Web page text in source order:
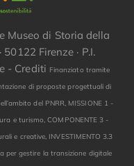
Museo di Storia della
Firenze · P.I.
- Crediti Finanziato tramite
di proposte progettuali di
del PNRR, MISSIONE 1 -
e turismo, COMPONENTE 3 -
e creative, INVESTIMENTO 3.3
per gestire la transizione digitale